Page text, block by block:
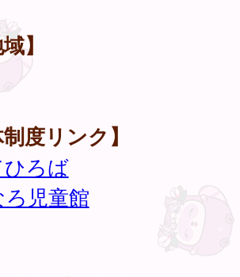
】
制度リンク】
ろば
児童館